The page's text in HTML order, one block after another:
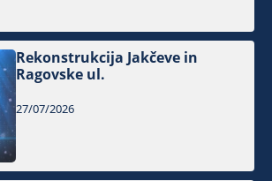
Rekonstrukcija Jakčeve in
Ragovske ul.
27/07/2026